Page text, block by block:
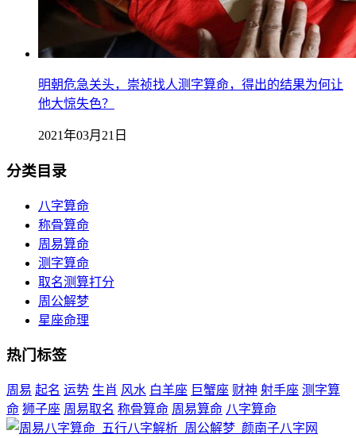
明朝危急关头，崇祯找人测字算命，得出的结果为何让
他大惊失色？
2021年03月21日
分类目录
八字算命
称骨算命
周易算命
测字算命
取名测算打分
周公解梦
星座命理
热门标签
周易 起名 运势 生肖 风水 白羊座 巨蟹座 财神 射手座 测字算
命 狮子座 周易取名 称骨算命 周易算命 八字算命